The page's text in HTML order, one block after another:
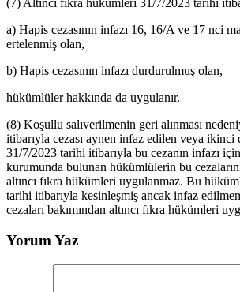
(7) Altıncı fıkra hükümleri 31/7/2023 tarihi
a) Hapis cezasının infazı 16, 16/A ve 17 nci
ertelenmiş olan,
b) Hapis cezasının infazı durdurulmuş olan,
hükümlüler hakkında da uygulanır.
(8) Koşullu salıverilmenin geri alınması
itibarıyla cezası aynen infaz edilen veya
31/7/2023 tarihi itibarıyla bu cezanın infazı
kurumunda bulunan hükümlülerin bu
altıncı fıkra hükümleri uygulanmaz. Bu
tarihi itibarıyla kesinleşmiş ancak infaz
cezaları bakımından altıncı fıkra hükümleri
Yorum Yaz